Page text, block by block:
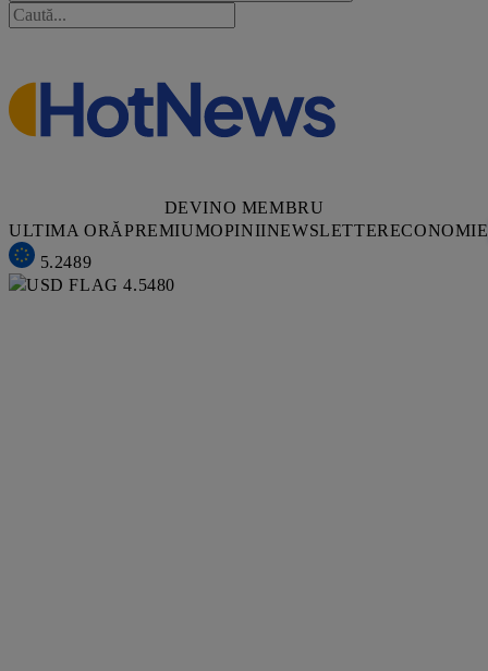
DEVINO MEMBRU
ULTIMA ORĂPREMIUMOPINIINEWSLETTERECONOMIE
5.2489
4.5480